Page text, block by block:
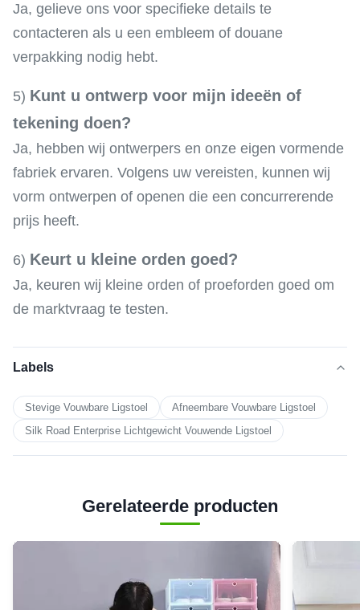
Ja, gelieve ons voor specifieke details te
contacteren als u een embleem of douane
verpakking nodig hebt.
5) Kunt u ontwerp voor mijn ideeën of
tekening doen?
Ja, hebben wij ontwerpers en onze eigen vormende
fabriek ervaren. Volgens uw vereisten, kunnen wij
vorm ontwerpen of openen die een concurrerende
prijs heeft.
6) Keurt u kleine orden goed?
Ja, keuren wij kleine orden of proeforden goed om
de marktvraag te testen.
Labels
Stevige Vouwbare Ligstoel
Afneembare Vouwbare Ligstoel
Silk Road Enterprise Lichtgewicht Vouwende Ligstoel
Gerelateerde producten